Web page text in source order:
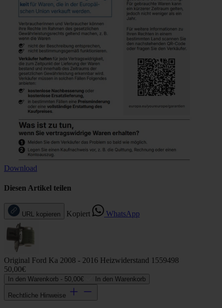
Download
Diesen Artikel teilen
URL kopieren Kopiert WhatsApp
Original Ford Ka 2008 - 2016 Heizwiderstand 1559498
50,00€
In den Warenkorb - 50,00€ In den Warenkorb
Rechtliche Hinweise